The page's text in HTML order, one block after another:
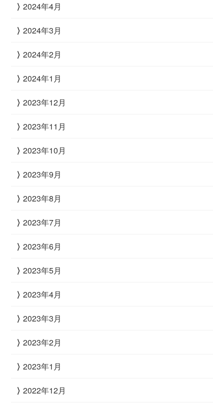
2024年4月
2024年3月
2024年2月
2024年1月
2023年12月
2023年11月
2023年10月
2023年9月
2023年8月
2023年7月
2023年6月
2023年5月
2023年4月
2023年3月
2023年2月
2023年1月
2022年12月